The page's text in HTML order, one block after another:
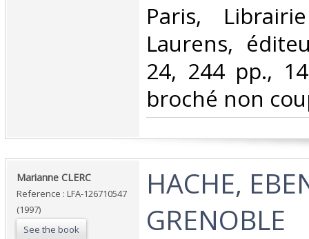
‎Paris,
Laurens,
24, 244 pp.,
broché non
‎Marianne CLERC‎
Reference : LFA-126710547
(1997)
See the book
‎HACHE,
GRENOBLE‎